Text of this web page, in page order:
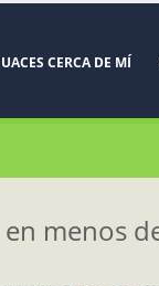
CERCA DE MÍ
menos